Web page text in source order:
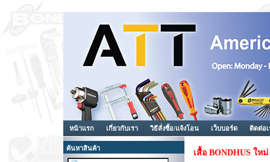
หน้าแรก เกี่ยวกับเรา วิธีสั่งซื้อ/แจ้งโอน เว็บบอร์ด ติดต่อเ
ค้นหาสินค้า เสื้อ BONDHUS ให